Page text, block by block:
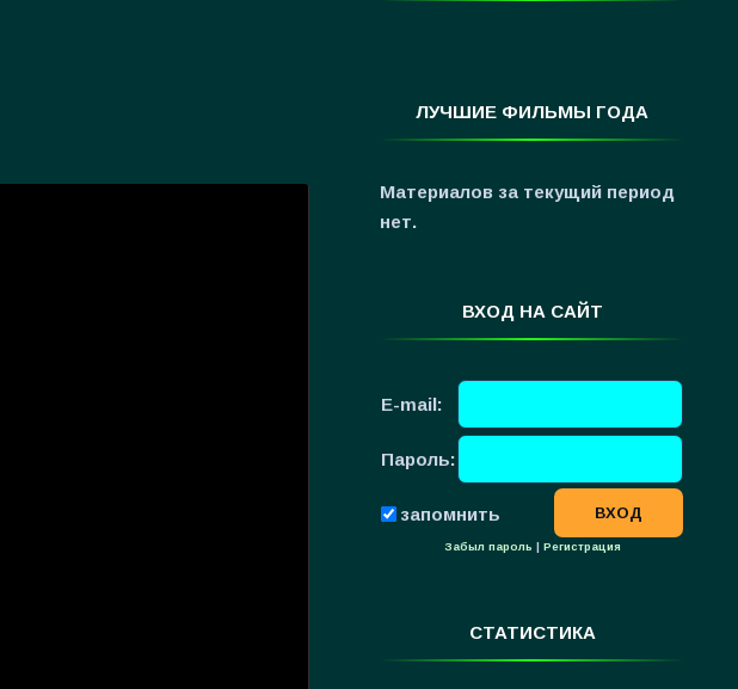
ЛУЧШИЕ ФИЛЬМЫ ГОДА
Материалов за текущий период
нет.
ВХОД НА САЙТ
E-mail:
Пароль:
запомнить
Забыл пароль Регистрация
СТАТИСТИКА